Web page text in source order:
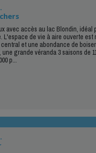
avec accès au lac Blondin, idéal
L'espace de vie à aire ouverte est
et une abondance de
grande véranda 3 saisons de
p...